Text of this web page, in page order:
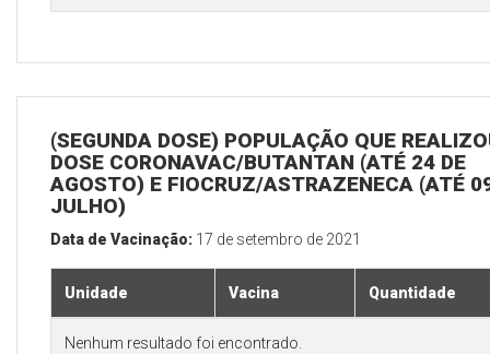
(SEGUNDA DOSE) POPULAÇÃO QUE
DOSE CORONAVAC/BUTANTAN (ATÉ 24 DE
AGOSTO) E FIOCRUZ/ASTRAZENECA (ATÉ
JULHO)
Data de Vacinação: 17 de setembro de 2021
Unidade Vacina Quantidade
Nenhum resultado foi encontrado.